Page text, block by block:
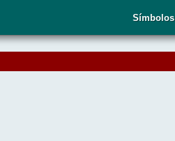
Símbolos